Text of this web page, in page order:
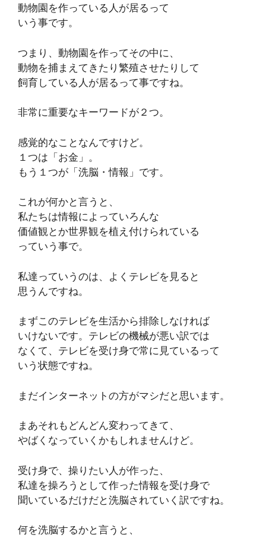
動物園を作っている人が居るって
いう事です。
つまり、動物園を作ってその中に、
動物を捕まえてきたり繁殖させたりして
飼育している人が居るって事ですね。
非常に重要なキーワードが２つ。
感覚的なことなんですけど。
１つは「お金」。
もう１つが「洗脳・情報」です。
これが何かと言うと、
私たちは情報によっていろんな
価値観とか世界観を植え付けられている
っていう事で。
私達っていうのは、よくテレビを見ると
思うんですね。
まずこのテレビを生活から排除しなければ
いけないです。テレビの機械が悪い訳では
なくて、テレビを受け身で常に見ているって
いう状態ですね。
まだインターネットの方がマシだと思います。
まあそれもどんどん変わってきて、
やばくなっていくかもしれませんけど。
受け身で、操りたい人が作った、
私達を操ろうとして作った情報を受け身で
聞いているだけだと洗脳されていく訳ですね。
何を洗脳するかと言うと、